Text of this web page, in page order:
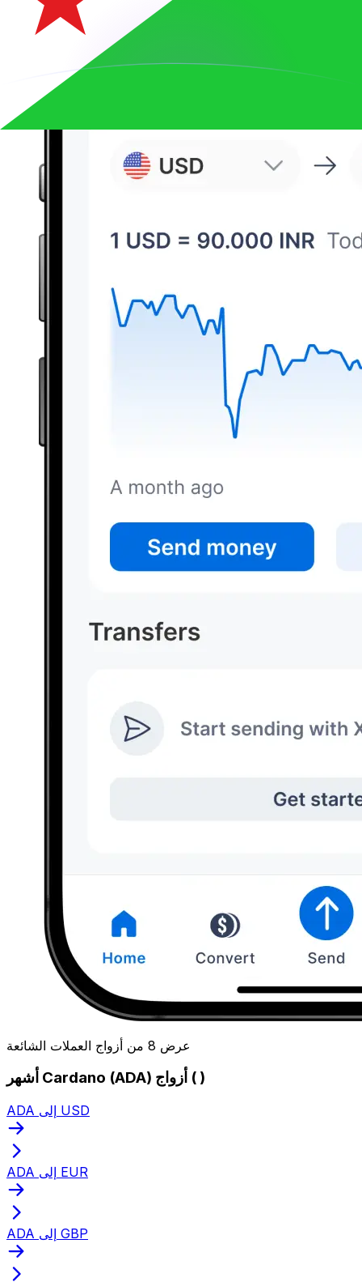
عرض 8 من أزواج العملات الشائعة
أشهر Cardano (ADA) أزواج ( )
ADA إلى USD
ADA إلى EUR
ADA إلى GBP